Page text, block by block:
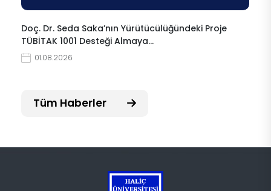
Doç. Dr. Seda Saka’nın Yürütücülüğündeki Proje
TÜBİTAK 1001 Desteği Almaya…
01.08.2026
Tüm Haberler